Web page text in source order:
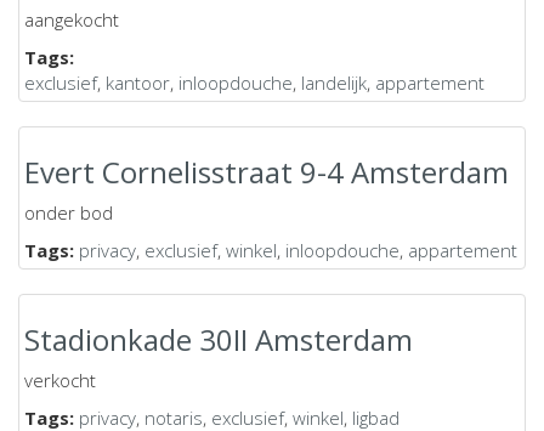
aangekocht
Tags:
exclusief, kantoor, inloopdouche, landelijk, appartement
Evert Cornelisstraat 9-4 Amsterdam
onder bod
Tags: privacy, exclusief, winkel, inloopdouche, appartement
Stadionkade 30II Amsterdam
verkocht
Tags: privacy, notaris, exclusief, winkel, ligbad